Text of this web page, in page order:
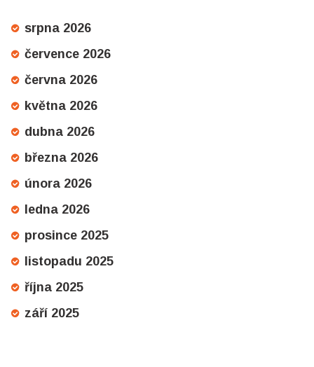
srpna 2026
července 2026
června 2026
května 2026
dubna 2026
března 2026
února 2026
ledna 2026
prosince 2025
listopadu 2025
října 2025
září 2025